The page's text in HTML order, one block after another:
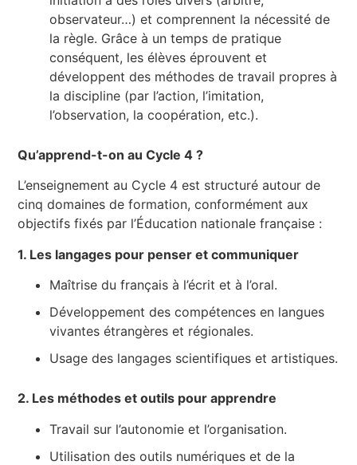
observateur…) et comprennent la nécessité de
la règle. Grâce à un temps de pratique
conséquent, les élèves éprouvent et
développent des méthodes de travail propres à
la discipline (par l’action, l’imitation,
l’observation, la coopération, etc.).
Qu’apprend-t-on au Cycle 4 ?
L’enseignement au Cycle 4 est structuré autour de
cinq domaines de formation, conformément aux
objectifs fixés par l’Éducation nationale française :
1. Les langages pour penser et communiquer
Maîtrise du français à l’écrit et à l’oral.
Développement des compétences en langues
vivantes étrangères et régionales.
Usage des langages scientifiques et artistiques.
2. Les méthodes et outils pour apprendre
Travail sur l’autonomie et l’organisation.
Utilisation des outils numériques et de la